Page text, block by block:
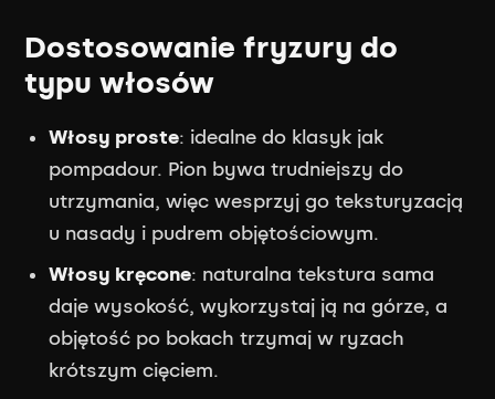
Dostosowanie fryzury do
typu włosów
Włosy proste: idealne do klasyk jak
pompadour. Pion bywa trudniejszy do
utrzymania, więc wesprzyj go teksturyzacją
u nasady i pudrem objętościowym.
Włosy kręcone: naturalna tekstura sama
daje wysokość, wykorzystaj ją na górze, a
objętość po bokach trzymaj w ryzach
krótszym cięciem.